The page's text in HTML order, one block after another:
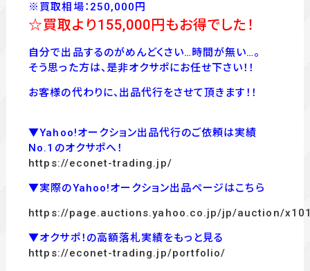
※買取相場：250,000円
☆買取より155,000円もお得でした！
自分で出品するのがめんどくさい…時間が無い…。
そう思った方は、是非オクサポにお任せ下さい！！
お客様の代わりに、出品代行をさせて頂きます！！
▼Yahoo!オークション出品代行のご依頼は実績
No.1のオクサポへ！
https://econet-trading.jp/
▼実際のYahoo!オークション出品ページはこちら
https://page.auctions.yahoo.co.jp/jp/auction/
▼オクサポ！の高額落札実績をもっと見る
https://econet-trading.jp/portfolio/